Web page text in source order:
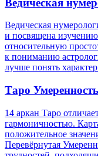
Ведическая
и посвящена
относительную
к пониманию
лучше понять
Таро
14 аркан Таро
гармоничностью.
положительное
Перевёрнутая